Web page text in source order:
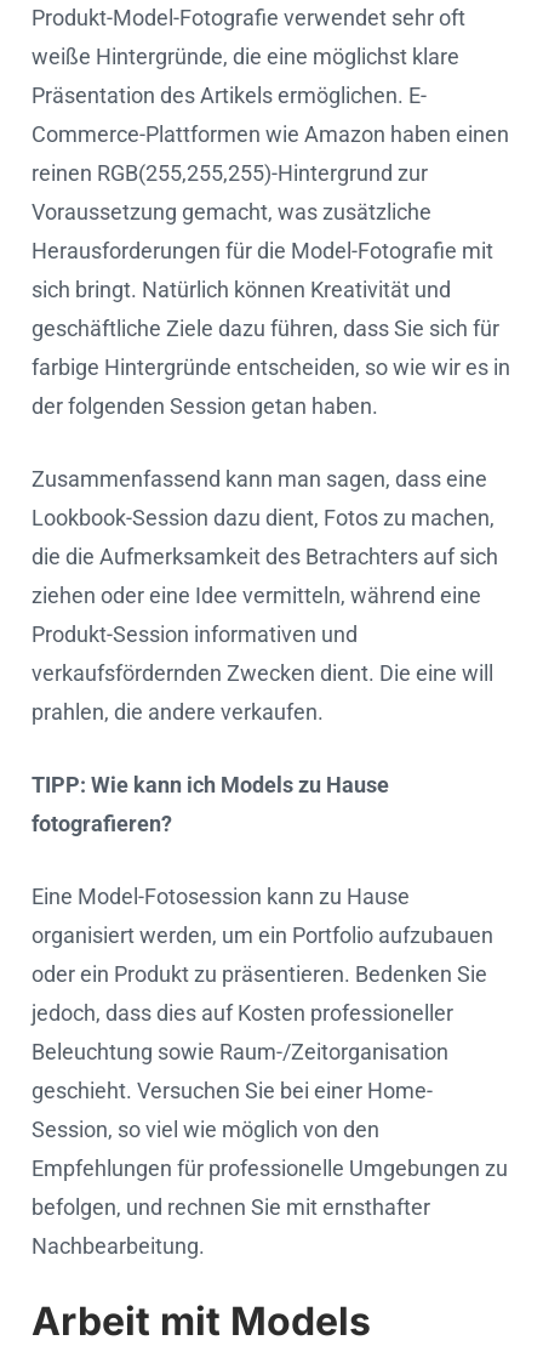
Produkt-Model-Fotografie verwendet sehr oft
weiße Hintergründe, die eine möglichst klare
Präsentation des Artikels ermöglichen. E-
Commerce-Plattformen wie Amazon haben einen
reinen RGB(255,255,255)-Hintergrund zur
Voraussetzung gemacht, was zusätzliche
Herausforderungen für die Model-Fotografie mit
sich bringt. Natürlich können Kreativität und
geschäftliche Ziele dazu führen, dass Sie sich für
farbige Hintergründe entscheiden, so wie wir es in
der folgenden Session getan haben.
Zusammenfassend kann man sagen, dass eine
Lookbook-Session dazu dient, Fotos zu machen,
die die Aufmerksamkeit des Betrachters auf sich
ziehen oder eine Idee vermitteln, während eine
Produkt-Session informativen und
verkaufsfördernden Zwecken dient. Die eine will
prahlen, die andere verkaufen.
TIPP: Wie kann ich Models zu Hause
fotografieren?
Eine Model-Fotosession kann zu Hause
organisiert werden, um ein Portfolio aufzubauen
oder ein Produkt zu präsentieren. Bedenken Sie
jedoch, dass dies auf Kosten professioneller
Beleuchtung sowie Raum-/Zeitorganisation
geschieht. Versuchen Sie bei einer Home-
Session, so viel wie möglich von den
Empfehlungen für professionelle Umgebungen zu
befolgen, und rechnen Sie mit ernsthafter
Nachbearbeitung.
Arbeit mit Models